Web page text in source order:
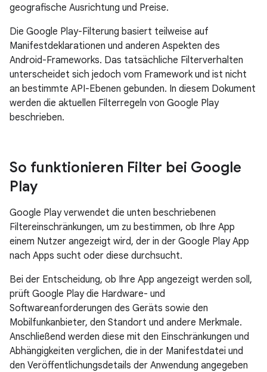
geografische Ausrichtung und Preise.
Die Google Play-Filterung basiert teilweise auf
Manifestdeklarationen und anderen Aspekten des
Android-Frameworks. Das tatsächliche Filterverhalten
unterscheidet sich jedoch vom Framework und ist nicht
an bestimmte API-Ebenen gebunden. In diesem Dokument
werden die aktuellen Filterregeln von Google Play
beschrieben.
So funktionieren Filter bei Google
Play
Google Play verwendet die unten beschriebenen
Filtereinschränkungen, um zu bestimmen, ob Ihre App
einem Nutzer angezeigt wird, der in der Google Play App
nach Apps sucht oder diese durchsucht.
Bei der Entscheidung, ob Ihre App angezeigt werden soll,
prüft Google Play die Hardware- und
Softwareanforderungen des Geräts sowie den
Mobilfunkanbieter, den Standort und andere Merkmale.
Anschließend werden diese mit den Einschränkungen und
Abhängigkeiten verglichen, die in der Manifestdatei und
den Veröffentlichungsdetails der Anwendung angegeben